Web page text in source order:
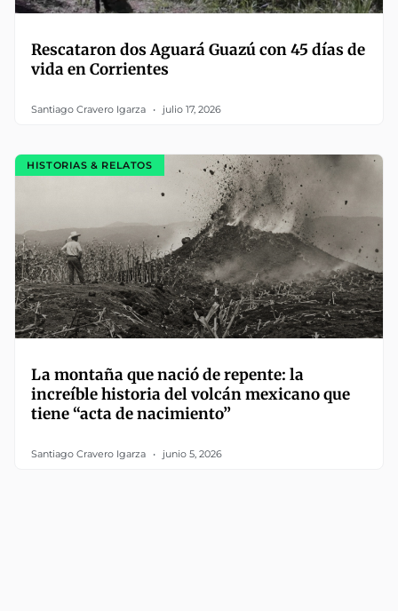
Rescataron dos Aguará Guazú con 45 días de
vida en Corrientes
Santiago Cravero Igarza julio 17, 2026
HISTORIAS & RELATOS
La montaña que nació de repente: la
increíble historia del volcán mexicano que
tiene “acta de nacimiento”
Santiago Cravero Igarza junio 5, 2026